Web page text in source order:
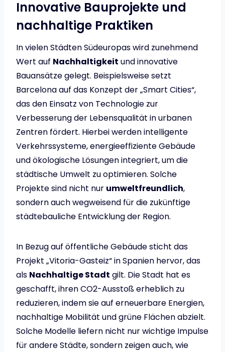
Innovative Bauprojekte und
nachhaltige Praktiken
In vielen Städten Südeuropas wird zunehmend
Wert auf Nachhaltigkeit und innovative
Bauansätze gelegt. Beispielsweise setzt
Barcelona auf das Konzept der „Smart Cities“,
das den Einsatz von Technologie zur
Verbesserung der Lebensqualität in urbanen
Zentren fördert. Hierbei werden intelligente
Verkehrssysteme, energieeffiziente Gebäude
und ökologische Lösungen integriert, um die
städtische Umwelt zu optimieren. Solche
Projekte sind nicht nur umweltfreundlich,
sondern auch wegweisend für die zukünftige
städtebauliche Entwicklung der Region.
In Bezug auf öffentliche Gebäude sticht das
Projekt „Vitoria-Gasteiz“ in Spanien hervor, das
als Nachhaltige Stadt gilt. Die Stadt hat es
geschafft, ihren CO2-Ausstoß erheblich zu
reduzieren, indem sie auf erneuerbare Energien,
nachhaltige Mobilität und grüne Flächen abzielt.
Solche Modelle liefern nicht nur wichtige Impulse
für andere Städte, sondern zeigen auch, wie